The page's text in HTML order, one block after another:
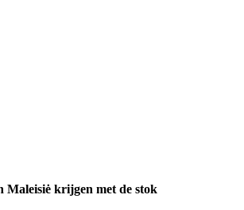
Maleisiė krijgen met de stok